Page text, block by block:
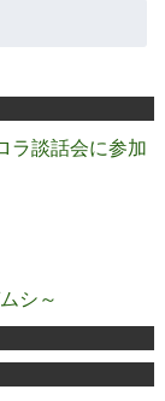
ラ談話会に参加
シ～